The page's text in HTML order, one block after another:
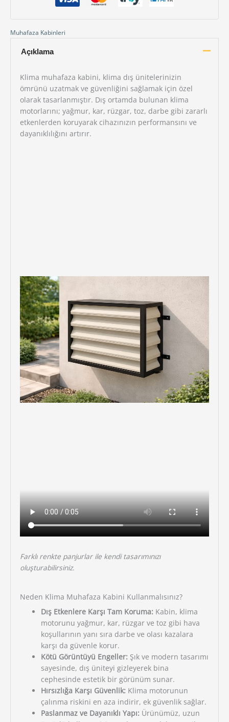
Muhafaza Kabinleri
Açıklama
Klima muhafaza kabini, klima dış ünitelerinizin
ömrünü uzatmak ve güvenliğini sağlamak için özel
olarak tasarlanmıştır. Dış ortamda bulunan klima
motorlarını; yağmur, kar, rüzgar, toz, darbe gibi zararlı
etkenlerden koruyarak cihazınızın performansını ve
dayanıklılığını artırır.
Farklı renkte panjurlar ile kendi tasarımınızı
oluşturabilirsiniz.
Neden Klima Muhafaza Kabini Kullanmalısınız?
Dış Etkenlere Karşı Tam Koruma: Kabin, klima
motorunu yağmur, kar, rüzgar ve toz gibi hava
koşullarının yanı sıra darbe ve olası kazalara
karşı da güvenle korur.
Kötü Görüntüyü Engeller: Şık ve modern tasarımı
sayesinde, dış üniteyi gizleyerek bina
cephesinde estetik bir görünüm sunar.
Hırsızlığa Karşı Güvenlik: Klima motorunun
çalınma riskini en aza indirir, ek güvenlik sağlar.
Paslanmaz ve Dayanıklı Yapı: Ürünümüz, uzun